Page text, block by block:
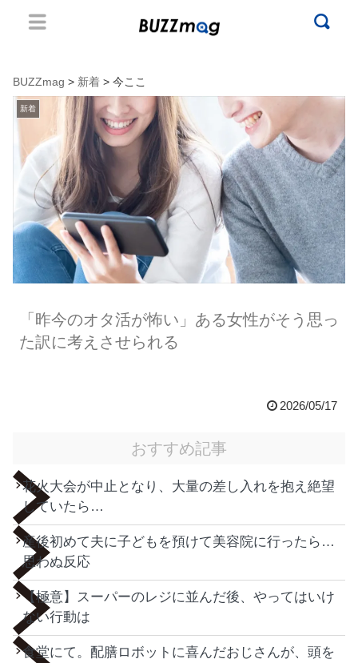
BUZZmag > 新着 > 今ここ
新着
「昨今のオタ活が怖い」ある女性がそう思っ
た訳に考えさせられる
2026/05/17
おすすめ記事
花火大会が中止となり、大量の差し入れを抱え絶望
していたら…
産後初めて夫に子どもを預けて美容院に行ったら…
思わぬ反応
【極意】スーパーのレジに並んだ後、やってはいけ
ない行動は
食堂にて。配膳ロボットに喜んだおじさんが、頭を